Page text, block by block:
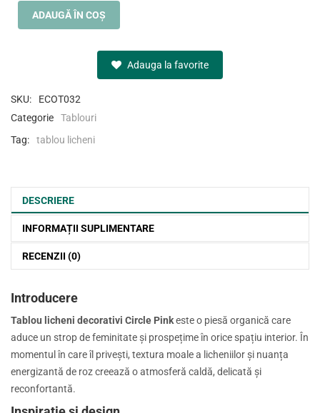
ADAUGĂ ÎN COȘ
Adauga la favorite
SKU:
ECOT032
Categorie
Tablouri
Tag:
tablou licheni
DESCRIERE
INFORMAȚII SUPLIMENTARE
RECENZII (0)
Introducere
Tablou licheni decorativi Circle Pinkeste o piesă organică care
aduce un strop de feminitate și prospețime în orice spațiu interior. În
momentul în care îl privești, textura moale a licheniilor și nuanța
energizantă de roz creează o atmosferă caldă, delicată și
reconfortantă.